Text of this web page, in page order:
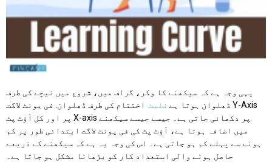
یہی وجہ ہے کہ سیکھنے کا وکر، گراف میں، شروع میں نیچے کی طرف
ڈھلوان ہوتا ہے فلیٹ اختتام کی طرف ڈھلوان. فی یونٹ لاگت Y-Axis
پر اور کل آؤٹ پٹ X-axis پر دکھائی جاتی ہے۔ جیسے جیسے سیکھنے
میں اضافہ ہوتا ہے، آؤٹ پٹ کی فی یونٹ لاگت ابتدائی طور پر کم
ہونے سے پہلے کم ہو جاتی ہے۔ اس کی وجہ یہ ہے کہ سیکھنے کے ذریعے
حاصل ہونے والی استعداد کار کو بڑھانا مشکل ہو جاتا ہے۔